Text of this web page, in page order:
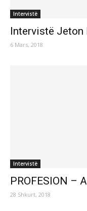
Intervistë
Intervistë Jeton
6 Mars, 2018
Intervistë
PROFESION –
28 Shkurt, 2018